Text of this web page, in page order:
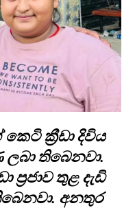
ක්‍රීඩා දිවිය
තිබෙනවා.
තුළ දැඩි
අනතුර